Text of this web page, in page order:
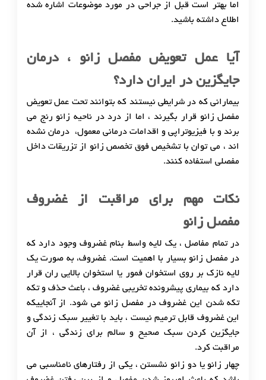
اما بهتر است قبل از جراحی در مورد موضوعات اشاره شده
اطلاع داشته باشید.
آیا عمل تعویض مفصل زانو ، درمان
جایگزین در ایران دارد؟
بیمارانی که در شرایطی نیستند که بتوانند تحت عمل تعویض
مفصل زانو قرار بگیرند ، اما از درد در ناحیه زانو رنج می
برند و با فیزیوتراپی و اقدامات درمانی معمول، درمان نشده
اند ، می توان با تشخیص فوق تخصص زانو از تزریقات داخل
مفصلی استفاده کنند.
نکات مهم برای مراقبت از غضروف
مفصل زانو
در تمام مفاصل ، یک لایه واسط بنام غضروف وجود دارد که
در مفصل زانو بسیار با اهمیت است. غضروف، به صورت یک
لایه نازک بر روی استخوان فمور یا استخوان بالایی ران قرار
دارد که بیماری پیشرونده تخریبی غضروف ، باعث حذف و تکه
تکه شدن این غضروف در مفصل زانو می شود. از آنجاییکه
این غضروف قابل ترمیم نیست ، باید با تغییر سبک زندگی و
جایگزین کردن سبک صحیح و سالم برای زندگی ، از آن
مراقبت کرد.
چهار زانو یا دو زانو نشستن ، یکی از رفتارهای نامناسبی می